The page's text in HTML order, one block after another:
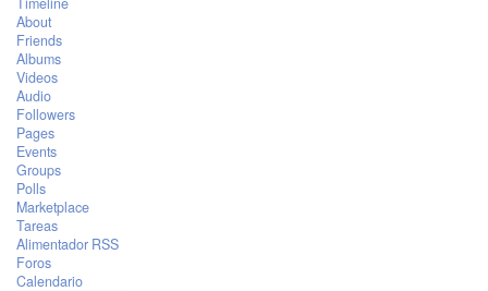
About
Friends
Albums
Videos
Audio
Followers
Pages
Events
Groups
Polls
Marketplace
Tareas
Alimentador RSS
Foros
Calendario